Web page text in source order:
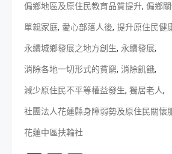
偏鄉地區及原住民教育品質提升, 偏鄉
單親家庭, 愛心部落人後, 提升原住民健
永續城鄉發展之地方創生, 永續發展,
消除各地一切形式的貧窮, 消除飢餓,
減少原住民不平等權益發生, 獨居老人,
社團法人花蓮縣身障弱勢及原住民關懷
花蓮中區扶輪社